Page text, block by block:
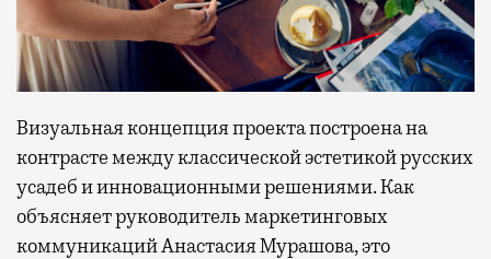
Визуальная концепция проекта построена на
контрасте между классической эстетикой русских
усадеб и инновационными решениями. Как
объясняет руководитель маркетинговых
коммуникаций Анастасия Мурашова, это